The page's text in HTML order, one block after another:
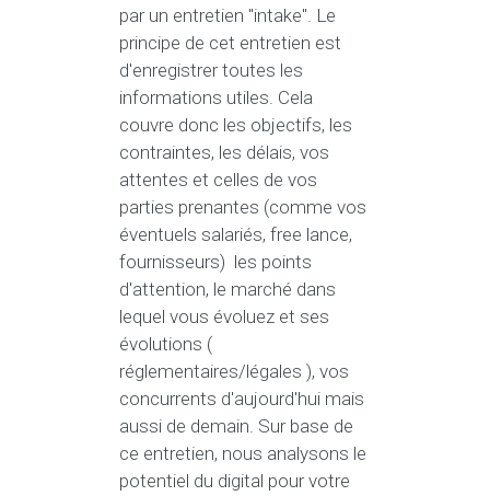
par un entretien "intake". Le
principe de cet entretien est
d'enregistrer toutes les
informations utiles. Cela
couvre donc les objectifs, les
contraintes, les délais, vos
attentes et celles de vos
parties prenantes (comme vos
éventuels salariés, free lance,
fournisseurs) les points
d'attention, le marché dans
lequel vous évoluez et ses
évolutions (
réglementaires/légales ), vos
concurrents d'aujourd'hui mais
aussi de demain. Sur base de
ce entretien, nous analysons le
potentiel du digital pour votre